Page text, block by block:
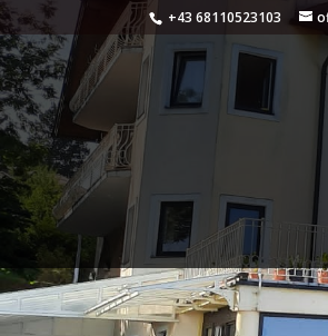
+43 68110523103